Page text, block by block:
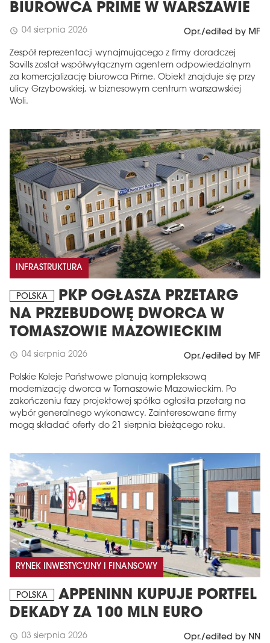
BIUROWCA PRIME W WARSZAWIE
schedule 04 sierpnia 2026 Opr./edited by MF
Zespół reprezentacji wynajmującego z firmy doradczej
Savills został współwyłącznym agentem odpowiedzialnym
za komercjalizację biurowca Prime. Obiekt znajduje się przy
ulicy Grzybowskiej, w biznesowym centrum warszawskiej
Woli.
INFRASTRUKTURA
POLSKA
PKP OGŁASZA PRZETARG
NA PRZEBUDOWĘ DWORCA W
TOMASZOWIE MAZOWIECKIM
schedule 04 sierpnia 2026 Opr./edited by MF
Polskie Koleje Państwowe planują kompleksową
modernizację dworca w Tomaszowie Mazowieckim. Po
zakończeniu fazy projektowej spółka ogłosiła przetarg na
wybór generalnego wykonawcy. Zainteresowane firmy
mogą składać oferty do 21 sierpnia bieżącego roku.
RYNEK INWESTYCYJNY I FINANSOWY
POLSKA
APPENINN KUPUJE PORTFEL
DEKADY ZA 100 MLN EURO
schedule 03 sierpnia 2026 Opr./edited by NN